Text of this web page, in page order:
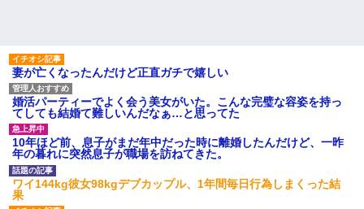
るｗｗｗｗｗｗ「こんな高い
の？ｗｗ」「逆に超安い」
私「ちょっと、人の家の金庫
触らないでよ！」キチママ『そ
こに金庫があったから、開けて
みようとしただけ☆』義兄「泥
は出てけ！二度と来るな！」結
果・・・
私「初めて飲む味だけどなん
のお茶？」彼「ちっ！」私「」
【GIF】JSのカンチョーワロ
タ
「今度の出張は一人で行く」っ
て嘘つくのかな
休んだ翌日、先輩パートに申
し送りあるかと確認したらいき
なりキレられた。このパートの
【速報】専門家「イオンモー
ル熊本の爆心地に”こんなも
主な税金の成り立ちを調べて
妻が亡くなったんだけど正直ガチで嬉しい
婚活パーティーでよく会う美女がいた。こんな完璧な容姿を持っ
てしても結婚て難しいんだなぁ…と思ってた
10年ほど前、息子がまだ年中だった時に離婚したんだけど、一昨
年の暮れに突然息子が職場を訪ねてきた。
ワイ144kg彼女98kgデブカップル、1年間毎日行為しまくった結
果